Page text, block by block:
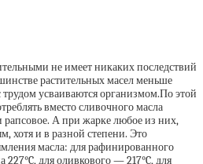
не имеет никаких последствий
растительных масел меньше
усваиваются организмом.По этой
вместо сливочного масла
рапсовое. А при жарке любое из них,
хотя и в разной степени. Это
масла: для рафинированного
227°C, для оливкового — 217°C, для